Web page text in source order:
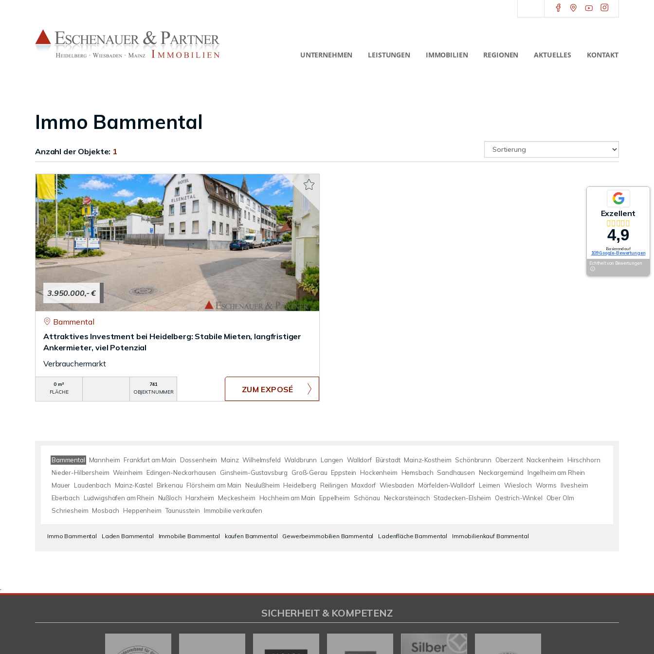
UNTERNEHMEN LEISTUNGEN IMMOBILIEN REGIONEN AKTUELLES KONTAKT
Immo Bammental
Anzahl der Objekte: 1
3.950.000,- €
Bammental
Attraktives Investment bei Heidelberg: Stabile Mieten, langfristiger
Ankermieter, viel Potenzial
Verbrauchermarkt
0 m²
FLÄCHE
741
OBJEKTNUMMER
ZUM EXPOSÉ
Bammental Mannheim Frankfurt am Main Dossenheim Mainz Wilhelmsfeld Waldbrunn Langen Walldorf Bürstadt Mainz-Kostheim Schönbrunn Oberzent Nackenheim
Hirschhorn
Nieder-Hilbersheim Weinheim Edingen-Neckarhausen Ginsheim-Gustavsburg Groß-Gerau Eppstein Hockenheim Hemsbach Sandhausen Neckargemünd
Ingelheim am Rhein
Mauer Laudenbach Mainz-Kastel Birkenau Flörsheim am Main Neulußheim Heidelberg Reilingen Maxdorf Wiesbaden Mörfelden-Walldorf Leimen Wiesloch Worms
Ilvesheim
Eberbach
Ludwigshafen am Rhein Nußloch Harxheim Meckesheim Hochheim am Main Eppelheim Schönau Neckarsteinach Stadecken-Elsheim Oestrich-Winkel
Ober Olm
Schriesheim Mosbach Heppenheim Taunusstein Immobilie verkaufen
Immo Bammental Laden Bammental Immobilie Bammental kaufen Bammental Gewerbeimmobilien Bammental Ladenfläche Bammental Immobilienkauf Bammental
Exzellent
4,9
Basierend auf
109 Google-Bewertungen
Echtheit von Bewertungen
.
SICHERHEIT & KOMPETENZ